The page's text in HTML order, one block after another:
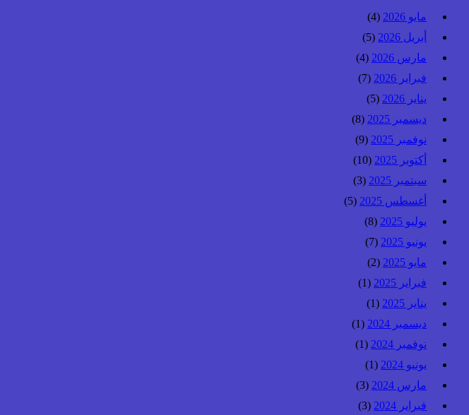
مايو 2026
(4)
أبريل 2026
(5)
مارس 2026
(4)
فبراير 2026
(7)
يناير 2026
(5)
ديسمبر 2025
(8)
نوفمبر 2025
(9)
أكتوبر 2025
(10)
سبتمبر 2025
(3)
أغسطس 2025
(5)
يوليو 2025
(8)
يونيو 2025
(7)
مايو 2025
(2)
فبراير 2025
(1)
يناير 2025
(1)
ديسمبر 2024
(1)
نوفمبر 2024
(1)
يونيو 2024
(1)
مارس 2024
(3)
فبراير 2024
(3)